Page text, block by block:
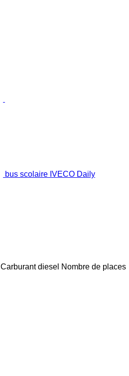
bus scolaire IVECO Daily
Carburant diesel Nombre de places